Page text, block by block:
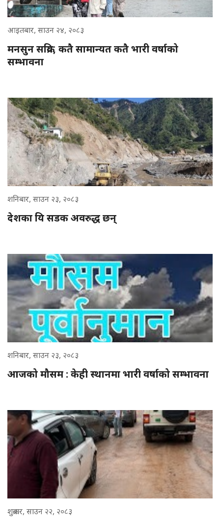
आइतबार, साउन २४, २०८३
मनसुन सक्रिय, कतै सामान्यत कतै भारी वर्षाको
सम्भावना
शनिबार, साउन २३, २०८३
देशका यि सडक अवरुद्ध छन्
शनिबार, साउन २३, २०८३
आजको मौसम : केही स्थानमा भारी वर्षाको सम्भावना
शुक्रबार, साउन २२, २०८३